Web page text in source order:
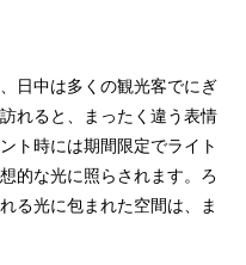
日中は多くの観光客でにぎ
れると、まったく違う表情
ト時には期間限定でライト
的な光に照らされます。ろ
る光に包まれた空間は、ま